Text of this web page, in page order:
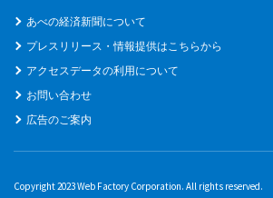
あべの経済新聞について
プレスリリース・情報提供はこちらから
アクセスデータの利用について
お問い合わせ
広告のご案内
Copyright 2023 Web Factory Corporation. All rights reserved.